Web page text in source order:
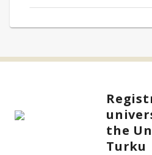
the
Turku